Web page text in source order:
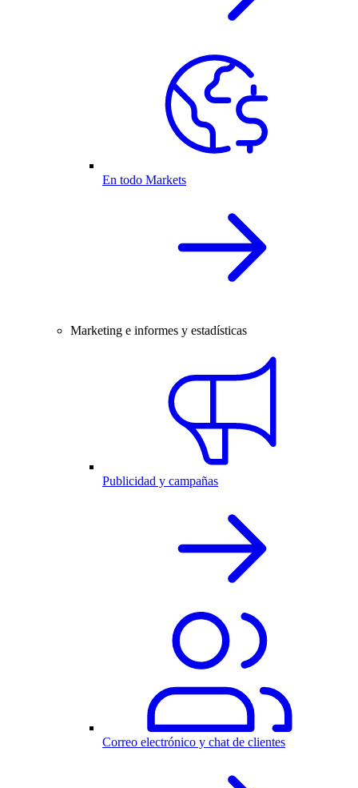
En todo Markets
Marketing e informes y estadísticas
Publicidad y campañas
Correo electrónico y chat de clientes